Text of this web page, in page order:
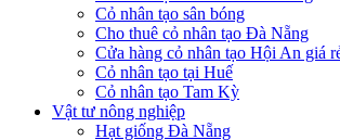
Cỏ nhân tạo sân bóng
Cho thuê cỏ nhân tạo Đà Nẵng
Cửa hàng cỏ nhân tạo Hội An giá
Cỏ nhân tạo tại Huế
Cỏ nhân tạo Tam Kỳ
Vật tư nông nghiệp
Hạt giống Đà Nẵng